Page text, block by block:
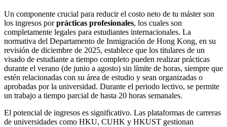
Un componente crucial para reducir el costo neto de tu máster son
los ingresos porprácticas profesionales, los cuales son
completamente legales para estudiantes internacionales. La
normativa del Departamento de Inmigración de Hong Kong, en su
revisión de diciembre de 2025, establece que los titulares de un
visado de estudiante a tiempo completo pueden realizar prácticas
durante el verano (de junio a agosto) sin límite de horas, siempre que
estén relacionadas con su área de estudio y sean organizadas o
aprobadas por la universidad. Durante el periodo lectivo, se permite
un trabajo a tiempo parcial de hasta 20 horas semanales.
El potencial de ingresos es significativo. Las plataformas de carreras
de universidades como HKU, CUHK y HKUST gestionan